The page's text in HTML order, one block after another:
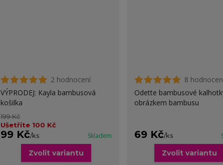
2 hodnocení
VÝPRODEJ: Kayla bambusová
košilka
199 Kč
Ušetříte 100 Kč
99 Kč/ks Skladem
Zvolit variantu
8
Odette bambusové
obrázkem bambusu
69 Kč/ks
Zvolit variantu